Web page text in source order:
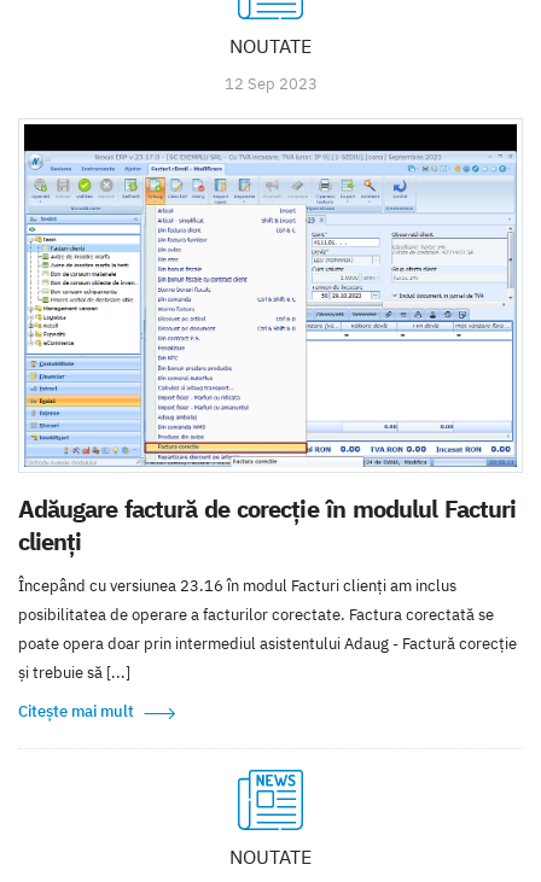
NOUTATE
12 Sep 2023
Adăugare factură de corecție în modulul Facturi
clienți
Începând cu versiunea 23.16 în modul Facturi clienți am inclus
posibilitatea de operare a facturilor corectate. Factura corectată se
poate opera doar prin intermediul asistentului Adaug - Factură corecție
și trebuie să [...]
Citește mai mult
NOUTATE